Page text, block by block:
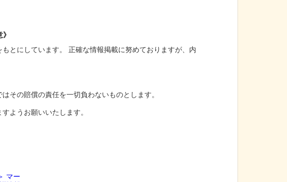
とにしています。 正確な情報掲載に努めておりますが、内
はその賠償の責任を一切負わないものとします。
ようお願いいたします。